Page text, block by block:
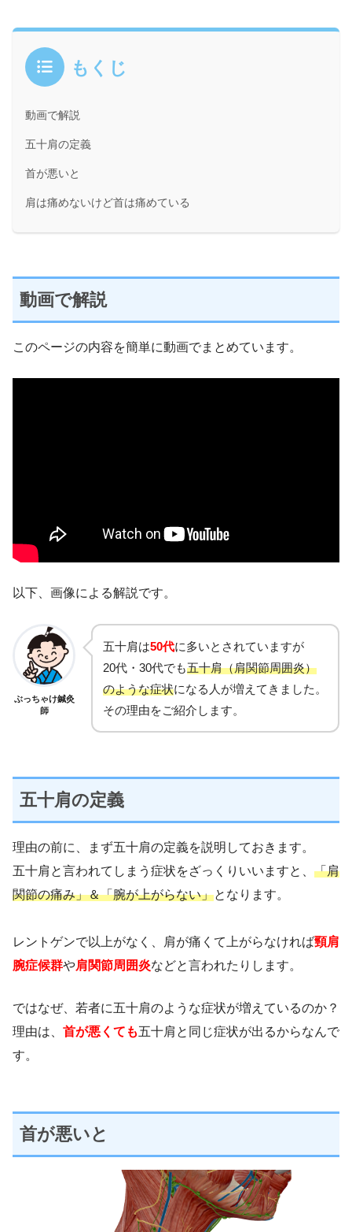
もくじ
動画で解説
五十肩の定義
首が悪いと
肩は痛めないけど首は痛めている
動画で解説
このページの内容を簡単に動画でまとめています。
以下、画像による解説です。
ぶっちゃけ鍼灸
師
五十肩は50代に多いとされていますが
20代・30代でも五十肩（肩関節周囲炎）
のような症状になる人が増えてきました。
その理由をご紹介します。
五十肩の定義
理由の前に、まず五十肩の定義を説明しておきます。
五十肩と言われてしまう症状をざっくりいいますと、 「肩
関節の痛み」＆「腕が上がらない」となります。
レントゲンで以上がなく、肩が痛くて上がらなければ頸肩
腕症候群や肩関節周囲炎などと言われたりします。
ではなぜ、若者に五十肩のような症状が増えているのか？
理由は、 首が悪くても五十肩と同じ症状が出るからなんで
す。
首が悪いと